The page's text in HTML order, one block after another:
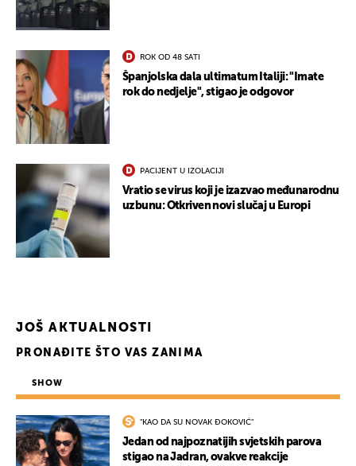
ROK OD 48 SATI
Španjolska dala ultimatum Italiji: "Imate
rok do nedjelje", stigao je odgovor
PACIJENT U IZOLACIJI
Vratio se virus koji je izazvao međunarodnu
uzbunu: Otkriven novi slučaj u Europi
JOŠ AKTUALNOSTI
PRONAĐITE ŠTO VAS ZANIMA
SHOW
"KAO DA SU NOVAK ĐOKOVIĆ"
Jedan od najpoznatijih svjetskih parova
stigao na Jadran, ovakve reakcije